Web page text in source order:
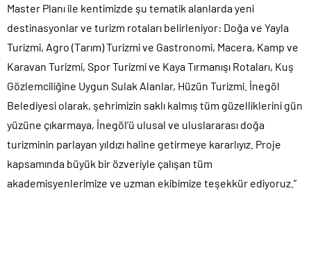
Master Planı ile kentimizde şu tematik alanlarda yeni
destinasyonlar ve turizm rotaları belirleniyor: Doğa ve Yayla
Turizmi, Agro (Tarım) Turizmi ve Gastronomi, Macera, Kamp ve
Karavan Turizmi, Spor Turizmi ve Kaya Tırmanışı Rotaları, Kuş
Gözlemciliğine Uygun Sulak Alanlar, Hüzün Turizmi. İnegöl
Belediyesi olarak, şehrimizin saklı kalmış tüm güzelliklerini gün
yüzüne çıkarmaya, İnegöl’ü ulusal ve uluslararası doğa
turizminin parlayan yıldızı haline getirmeye kararlıyız. Proje
kapsamında büyük bir özveriyle çalışan tüm
akademisyenlerimize ve uzman ekibimize teşekkür ediyoruz.”